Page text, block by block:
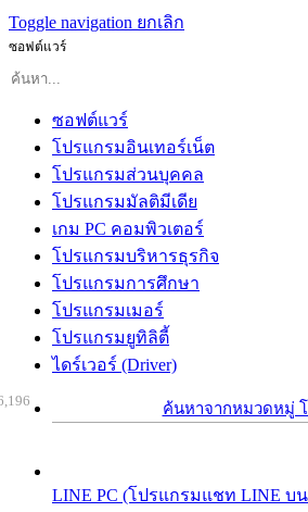
Toggle navigation ยกเลิก
ซอฟต์แวร์
ซอฟต์แวร์
โปรแกรมอินเทอร์เน็ต
โปรแกรมส่วนบุคคล
โปรแกรมมัลติมีเดีย
เกม PC คอมพิวเตอร์
โปรแกรมบริหารธุรกิจ
โปรแกรมการศึกษา
โปรแกรมเมอร์
โปรแกรมยูทิลิตี้
ไดร์เวอร์ (Driver)
ค้นหาจากหมวดหมู่
LINE PC (โปรแกรมแชท LINE บ